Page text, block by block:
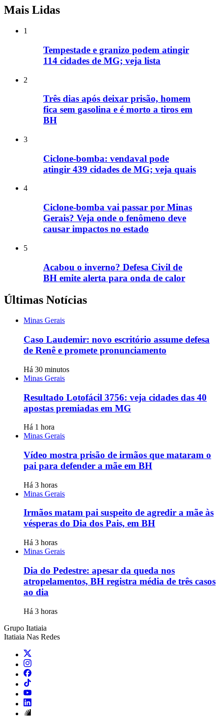
Mais Lidas
1
Tempestade e granizo podem atingir
114 cidades de MG; veja lista
2
Três dias após deixar prisão, homem
fica sem gasolina e é morto a tiros em
BH
3
Ciclone-bomba: vendaval pode
atingir 439 cidades de MG; veja quais
4
Ciclone-bomba vai passar por Minas
Gerais? Veja onde o fenômeno deve
causar impactos no estado
5
Acabou o inverno? Defesa Civil de
BH emite alerta para onda de calor
Últimas Notícias
Minas Gerais
Caso Laudemir: novo escritório assume defesa
de Renê e promete pronunciamento
Há 30 minutos
Minas Gerais
Resultado Lotofácil 3756: veja cidades das 40
apostas premiadas em MG
Há 1 hora
Minas Gerais
Vídeo mostra prisão de irmãos que mataram o
pai para defender a mãe em BH
Há 3 horas
Minas Gerais
Irmãos matam pai suspeito de agredir a mãe às
vésperas do Dia dos Pais, em BH
Há 3 horas
Minas Gerais
Dia do Pedestre: apesar da queda nos
atropelamentos, BH registra média de três casos
ao dia
Há 3 horas
Grupo Itatiaia
Itatiaia Nas Redes